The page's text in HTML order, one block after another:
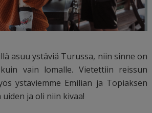
asuu ystäviä Turussa, niin sinne on
vain lomalle. Vietettiin reissun
ystäviemme Emilian ja Topiaksen
ja oli niin kivaa!